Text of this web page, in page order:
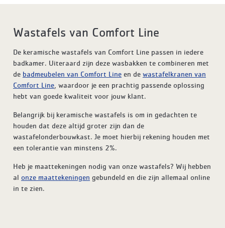
Wastafels van Comfort Line
De keramische wastafels van Comfort Line passen in iedere
badkamer. Uiteraard zijn deze wasbakken te combineren met
de badmeubelen van Comfort Line en de wastafelkranen van
Comfort Line , waardoor je een prachtig passende oplossing
hebt van goede kwaliteit voor jouw klant.
Belangrijk bij keramische wastafels is om in gedachten te
houden dat deze altijd groter zijn dan de
wastafelonderbouwkast. Je moet hierbij rekening houden met
een tolerantie van minstens 2%.
Heb je maattekeningen nodig van onze wastafels? Wij hebben
al onze maattekeningen gebundeld en die zijn allemaal online
in te zien.